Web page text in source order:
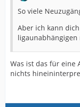
So viele
Aber ich kann
ligaunabhängigen
Was ist das für eine
nichts